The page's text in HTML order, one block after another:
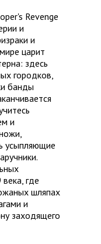
Revenge
и
и
царит
здесь
городков,
банды
и
усыпляющие
где
шляпах
и
заходящего